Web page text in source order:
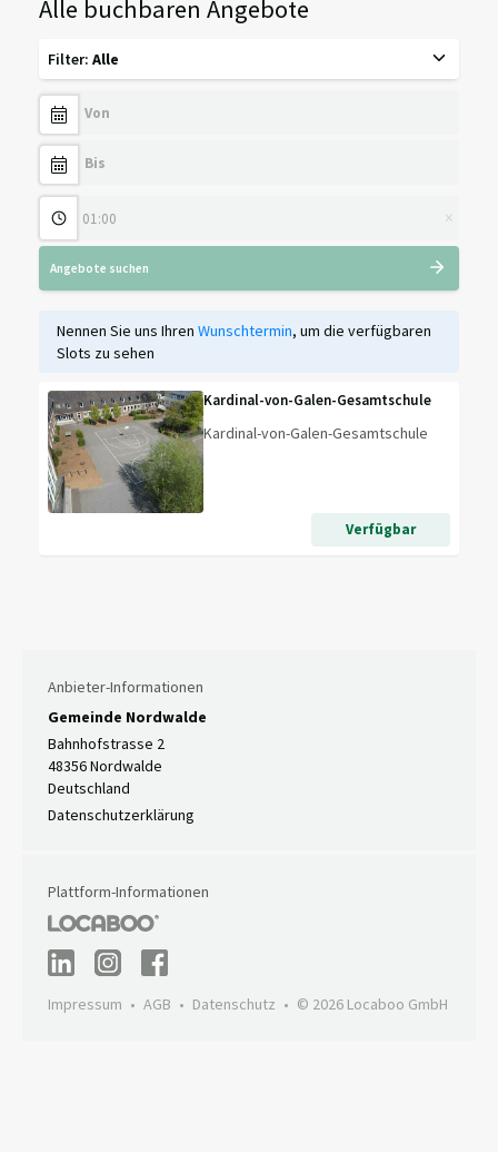
Alle buchbaren Angebote
Filter: Alle
×
Angebote suchen
Nennen Sie uns Ihren Wunschtermin, um die verfügbaren
Slots zu sehen
Kardinal-von-Galen-Gesamtschule
Kardinal-von-Galen-Gesamtschule
Verfügbar
Anbieter-Informationen
Gemeinde Nordwalde
Bahnhofstrasse 2
48356 Nordwalde
Deutschland
Datenschutzerklärung
Plattform-Informationen
Impressum AGB Datenschutz © 2026 Locaboo GmbH